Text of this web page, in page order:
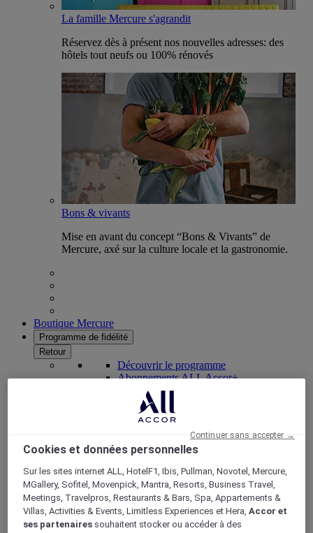
La famille Mercure s'agrandit
Réservez dès à présent nos nouvelles adresses: des
hôtels tout neufs ou 100% rénovés
Bons & vivants
Mise en avant du concept “Bons & Vivants” de
Mercure, axé sur la culture locale et la gastronomie.
Boutique Mercure
Programme de fidélité
Retour
Découvrir le programme
Abonnements ALL Accor+
Cookies et données personnelles
Sur les sites internet ALL, HotelF1, Ibis, Pullman, Novotel, Mercure,
MGallery, Sofitel, Movenpick, Mantra, Resorts, Business Travel,
Meetings, Travelpros, Restaurants & Bars, Spa, Appartements &
Villas, Activities & Events, Limitless Experiences et Hera,Accor et
ses partenaires souhaitent stocker ou accéder à des
Continuer sans accepter →